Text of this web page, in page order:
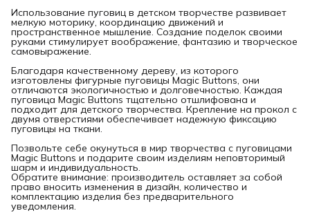
Использование пуговиц в детском творчестве развивает
мелкую моторику, координацию движений и
пространственное мышление. Создание поделок своими
руками стимулирует воображение, фантазию и творческое
самовыражение.
Благодаря качественному дереву, из которого
изготовлены фигурные пуговицы Magic Buttons, они
отличаются экологичностью и долговечностью. Каждая
пуговица Magic Buttons тщательно отшлифована и
подходит для детского творчества. Крепление на прокол с
двумя отверстиями обеспечивает надежную фиксацию
пуговицы на ткани.
Позвольте себе окунуться в мир творчества с пуговицами
Magic Buttons и подарите своим изделиям неповторимый
шарм и индивидуальность.
Обратите внимание: производитель оставляет за собой
право вносить изменения в дизайн, количество и
комплектацию изделия без предварительного
уведомления.